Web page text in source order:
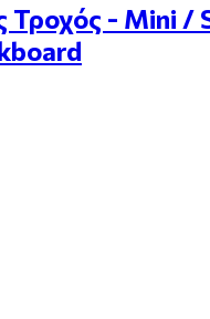
Τροχός - Mini /